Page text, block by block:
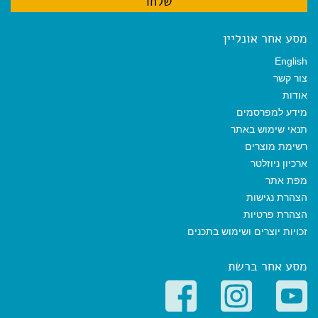
מסע אחר אונליין
English
צור קשר
אודות
מידע למפרסמים
תנאי שימוש באתר
רשימת מוצרים
ארכיון ניוזלטר
מפת אתר
הצהרת נגישות
הצהרת פרטיות
זכויות יוצרים ושימוש בתכנים
מסע אחר ברשת